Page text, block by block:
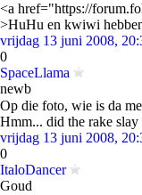
<a href="https://
>HuHu en kwiwi
vrijdag 13 juni 2008,
0
SpaceLlama
newb
Op die foto, wie is da
Hmm... did the rake slay
vrijdag 13 juni 2008,
0
ItaloDancer
Goud